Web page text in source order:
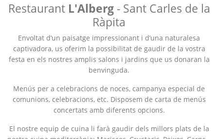
Restaurant L'Alberg - Sant Carles de la
Ràpita
Envoltat d’un paisatge impressionant i d’una naturalesa
captivadora, us oferim la possibilitat de gaudir de la vostra
festa en els nostres amplis salons i jardins que us donaran la
benvinguda.
Menús per a celebracions de noces, campanya especial de
comunions, celebracions, etc. Disposem de carta de menús
concertats amb diferents opcions.
El nostre equip de cuina li farà gaudir dels millors plats de la